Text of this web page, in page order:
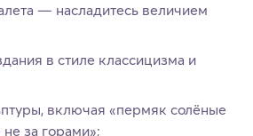
— насладитесь величием
в стиле классицизма и
включая «пермяк солёные
за горами»;